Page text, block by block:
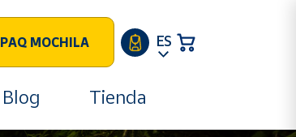
PAQ MOCHILA ES
Blog Tienda